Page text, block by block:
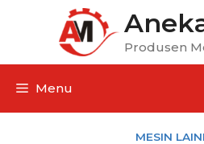
Produsen
Menu
MESIN